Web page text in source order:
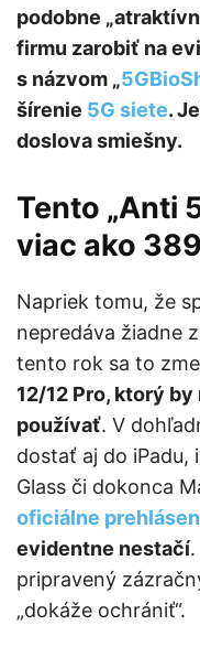
podobne
firmu zarobiť na
s názvom „
šírenie 5G siete.
doslova smiešny.
Tento „Anti
viac ako
Napriek tomu, že
nepredáva žiadne
tento rok sa to
12/12 Pro, ktorý
používať. V
dostať aj do iPadu,
Glass či dokonca
oficiálne
evidentne nestačí
pripravený
„dokáže ochrániť“.